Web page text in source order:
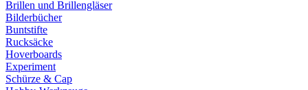
Brillen und Brillengläser
Bilderbücher
Buntstifte
Rucksäcke
Hoverboards
Experiment
Schürze & Cap